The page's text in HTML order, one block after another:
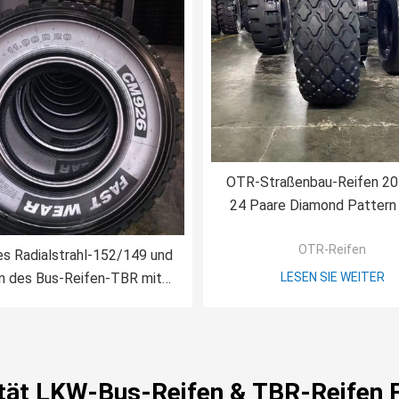
Radialstrahl-152/149 und
des Bus-Reifen-TBR mit
OTR-Straßenbau-Reifen
24 Paare Diamond
OTR-Reifen
LESEN SIE WEITER
LKW-Bus-Reifen & TBR-Reifen